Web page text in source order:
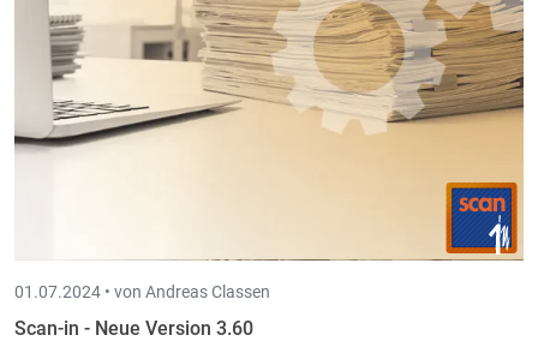
01.07.2024 • von Andreas Classen
Scan-in - Neue Version 3.60